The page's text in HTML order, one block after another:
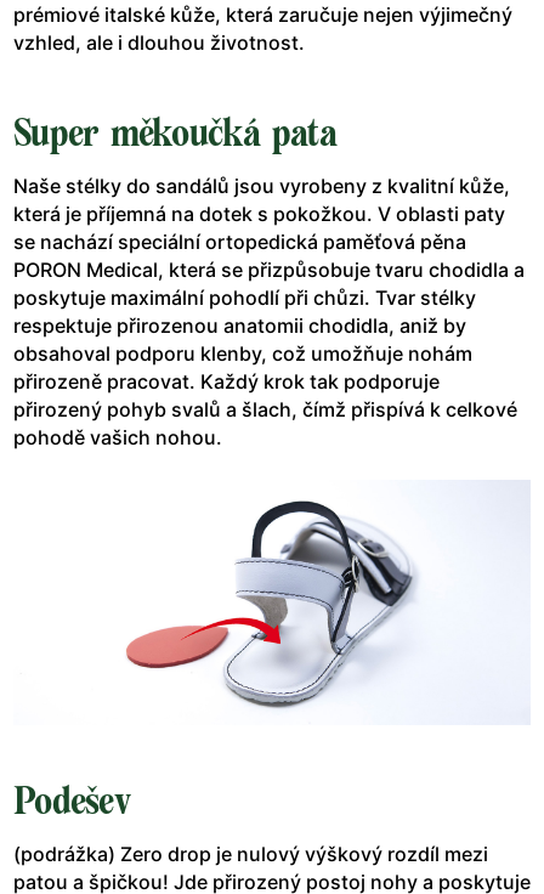
prémiové italské kůže, která zaručuje nejen výjimečný
vzhled, ale i dlouhou životnost.
Super měkoučká pata
Naše stélky do sandálů jsou vyrobeny z kvalitní kůže,
která je příjemná na dotek s pokožkou. V oblasti paty
se nachází speciální ortopedická paměťová pěna
PORON Medical, která se přizpůsobuje tvaru chodidla a
poskytuje maximální pohodlí při chůzi. Tvar stélky
respektuje přirozenou anatomii chodidla, aniž by
obsahoval podporu klenby, což umožňuje nohám
přirozeně pracovat. Každý krok tak podporuje
přirozený pohyb svalů a šlach, čímž přispívá k celkové
pohodě vašich nohou.
Podešev
(podrážka) Zero drop je nulový výškový rozdíl mezi
patou a špičkou! Jde přirozený postoj nohy a poskytuje